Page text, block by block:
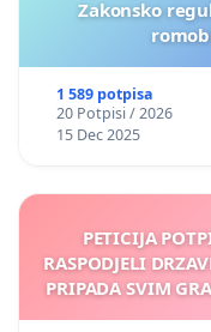
Zakonsko
1 589 potpisa
20 Potpisi / 2026
15 Dec 2025
PETICIJA
RASPODJELI
PRIPADA SVIM